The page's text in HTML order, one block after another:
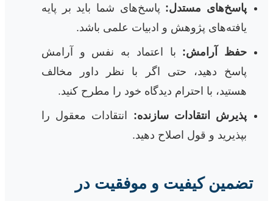
پاسخ‌های مستدل: پاسخ‌های شما باید بر پایه
یافته‌های پژوهش و ادبیات علمی باشد.
حفظ آرامش: با اعتماد به نفس و آرامش
پاسخ دهید، حتی اگر با نظر داور مخالف
هستید، با احترام دیدگاه خود را مطرح کنید.
پذیرش انتقادات سازنده: انتقادات معقول را
بپذیرید و قول اصلاح دهید.
تضمین کیفیت و موفقیت در